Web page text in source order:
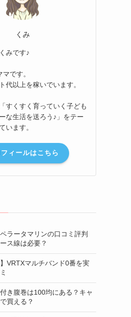
くみ
みです♪
です。
代以上を稼いでいます。
すくすく育っていく子ども
な生活を送ろう♪」をテー
います。
ィールはこちら
ラータマリンの口コミ評判
ス線は必要？
】VRTXマルチバンド0番を実
き腹巻は100均にある？キャ
買える？